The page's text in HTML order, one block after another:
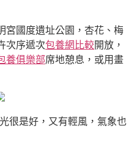
宮國度遺址公園，杏花、梅
次序遞次包養網比較開放，
養俱樂部席地憩息，或用畫
很是好，又有輕風，氣象也